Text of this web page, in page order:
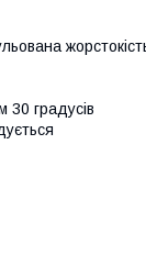
30 градусів